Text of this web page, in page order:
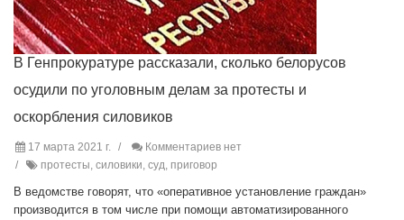
В Генпрокуратуре рассказали, сколько белорусов
осудили по уголовным делам за протесты и
оскорбления силовиков
17 марта 2021 г.
Комментариев нет
протесты, силовики, суд, приговор
В ведомстве говорят, что «оперативное установление граждан»
производится в том числе при помощи автоматизированного